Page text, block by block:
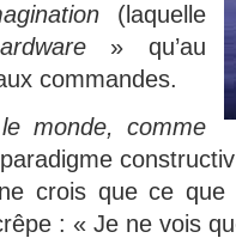
(laquelle
» qu’au
commandes.
monde, comme
crois que ce
: « Je ne vois